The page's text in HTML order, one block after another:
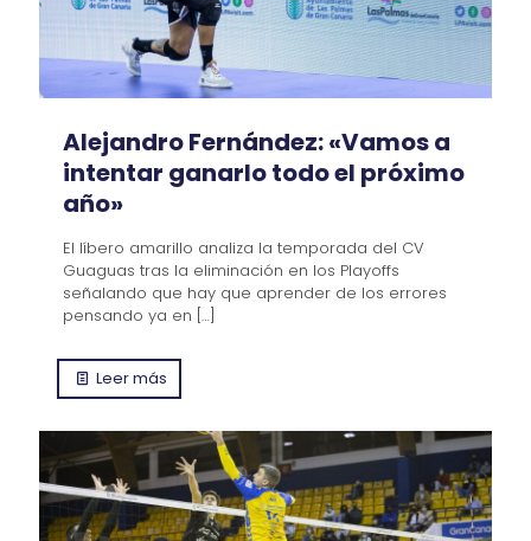
Alejandro Fernández: «Vamos a
intentar ganarlo todo el próximo
año»
El líbero amarillo analiza la temporada del CV
Guaguas tras la eliminación en los Playoffs
señalando que hay que aprender de los errores
pensando ya en […]
Leer más